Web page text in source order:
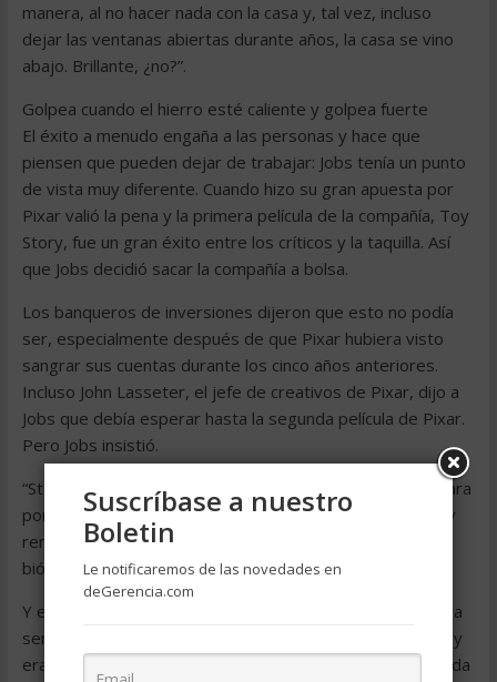
manera, al no hacer nada con la casa y, tal vez, incluso
dejar las ventanas abiertas durante años, la casa se vino
abajo. Brillante, ¿no?”.
Golpea cuando el hierro esté caliente y golpea fuerte
El éxito a menudo engaña a las personas y hace que
piensen que pueden dejar de trabajar: Jobs tenía un punto
de vista muy diferente. Cuando hizo su gran apuesta por
Pixar valió la pena y la primera película de la compañía, Toy
Story, fue un gran éxito entre los críticos y la taquilla. Así
que Jobs decidió sacar la compañía a bolsa.
Los banqueros de inversiones dijeron que esto no podía
ser, especialmente después de que Pixar hubiera visto
sangrar sus cuentas durante los cinco años anteriores.
Incluso John Lasseter, el jefe de creativos de Pixar, dijo a
Jobs que debía esperar hasta la segunda película de Pixar.
Pero Jobs insistió.
“Steve me invalidó y dijo que necesitábamos el dinero para
poner poner la mitad del capital para nuestras películas y
renegociar los acuerdos con Disney“, dijo Lasseter al
biógrafo de Jobs.
Y eso es exactamente lo que pasó. Pixar salió a bolsa una
semana más tarde, Toy Story se estrenaba en los cines y
era un gran éxito. Superó a Netscape como la mayor salida
Suscríbase a nuestro
Boletin
Le notificaremos de las novedades en
deGerencia.com